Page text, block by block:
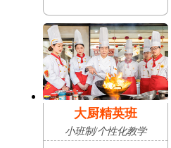
大厨精英班
小班制/个性化教学